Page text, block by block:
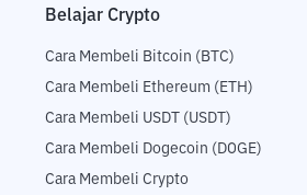
Belajar Crypto
Cara Membeli Bitcoin (BTC)
Cara Membeli Ethereum (ETH)
Cara Membeli USDT (USDT)
Cara Membeli Dogecoin (DOGE)
Cara Membeli Crypto